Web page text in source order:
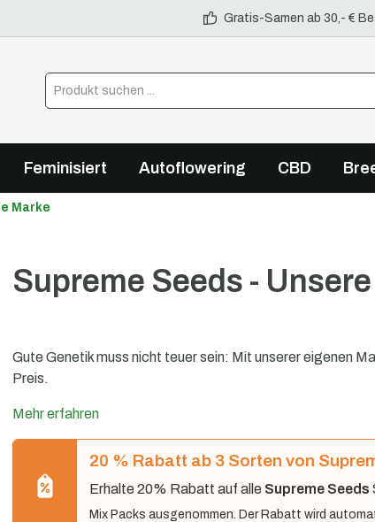
Gratis-Samen ab 30,- €
Feminisiert Autoflowering CBD
Marke
Supreme Seeds -
Gute Genetik muss nicht teuer sein: Mit unserer eigenen
Preis.
Mehr erfahren
20 % Rabatt ab 3 Sorten von
Erhalte 20% Rabatt auf alle Supreme Seeds
Mix Packs ausgenommen. Der Rabatt wird